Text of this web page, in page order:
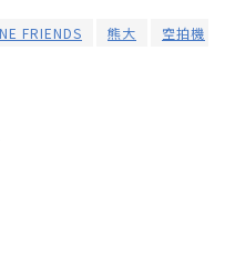
FRIENDS 熊大 空拍機